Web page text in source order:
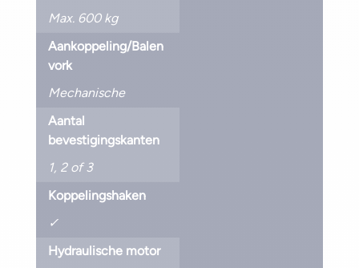
Max. 600 kg
Aankoppeling/Balen
vork
Mechanische
Aantal
bevestigingskanten
1, 2 of 3
Koppelingshaken
✓
Hydraulische motor